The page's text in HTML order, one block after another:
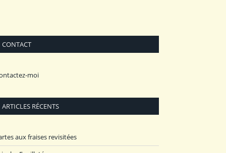
CONTACT
moi
ARTICLES RÉCENTS
aux fraises revisitées